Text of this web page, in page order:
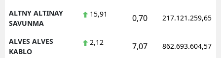
ALTNY ALTINAY
SAVUNMA
15,91 0,70 217.121.259,65
ALVES ALVES
KABLO
2,12 7,07 862.693.604,57